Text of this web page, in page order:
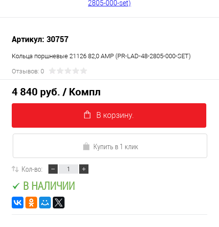
Артикул: 30757
Кольца поршневые 21126 82,0 AMP (PR-LAD-48-2805-000-SET)
Отзывов: 0
4 840 руб. / Компл
В корзину.
Купить в 1 клик
Кол-во:
В НАЛИЧИИ